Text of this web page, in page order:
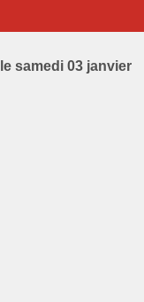
samedi 03 janvier